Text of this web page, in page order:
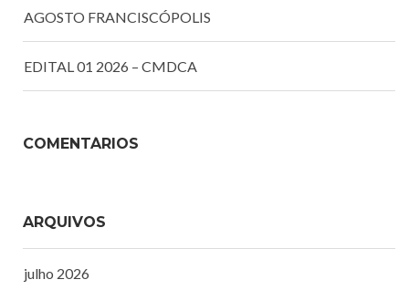
AGOSTO FRANCISCÓPOLIS
EDITAL 01 2026 – CMDCA
COMENTÁRIOS
ARQUIVOS
julho 2026